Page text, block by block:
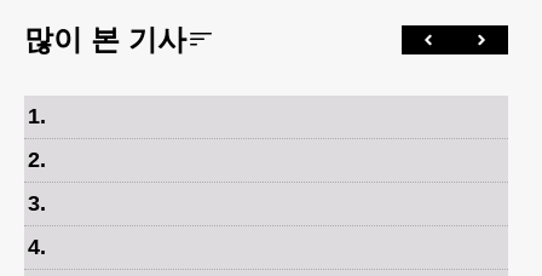
많이 본 기사
1.
2.
3.
4.